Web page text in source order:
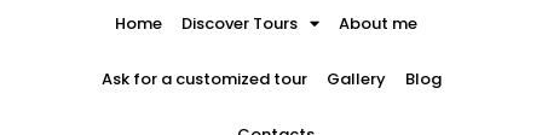
Home Discover Tours About me
Ask for a customized tour Gallery Blog